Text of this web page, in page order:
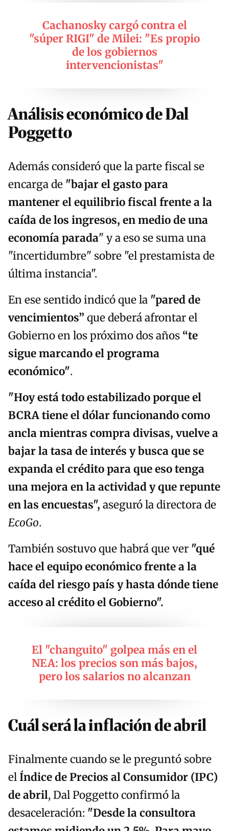
Cachanosky cargó contra el
"súper RIGI" de Milei: "Es propio
de los gobiernos
intervencionistas"
Análisis económico de Dal
Poggetto
Además consideró que la parte fiscal se
encarga de "bajar el gasto para
mantener el equilibrio fiscal frente a la
caída de los ingresos, en medio de una
economía parada" y a eso se suma una
"incertidumbre" sobre "el prestamista de
última instancia".
En ese sentido indicó que la "pared de
vencimientos” que deberá afrontar el
Gobierno en los próximo dos años “te
sigue marcando el programa
económico".
"Hoy está todo estabilizado porque el
BCRA tiene el dólar funcionando como
ancla mientras compra divisas, vuelve a
bajar la tasa de interés y busca que se
expanda el crédito para que eso tenga
una mejora en la actividad y que repunte
en las encuestas", aseguró la directora de
EcoGo.
También sostuvo que habrá que ver "qué
hace el equipo económico frente a la
caída del riesgo país y hasta dónde tiene
acceso al crédito el Gobierno".
El "changuito" golpea más en el
NEA: los precios son más bajos,
pero los salarios no alcanzan
Cuál será la inflación de abril
Finalmente cuando se le preguntó sobre
elÍndice de Precios al Consumidor (IPC)
de abril, Dal Poggetto confirmó la
desaceleración: "Desde la consultora